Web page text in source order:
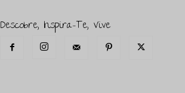
Descobre, Inspira-Te, Vive